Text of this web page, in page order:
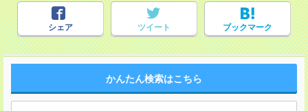
シェア ツイート ブックマーク
かんたん検索はこちら